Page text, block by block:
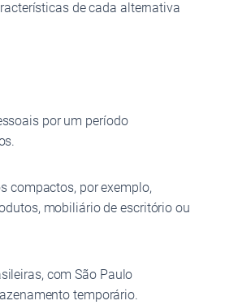
de cada alternativa
por um período
compactos, por exemplo,
mobiliário de escritório ou
com São Paulo
temporário.